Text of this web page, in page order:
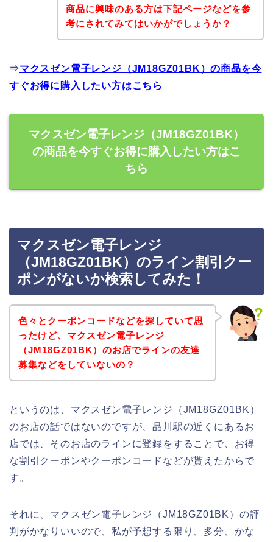
商品に興味のある方は下記ページなどを参
考にされてみてはいかがでしょうか？
⇒マクスゼン電子レンジ（JM18GZ01BK）の商品を今
すぐお得に購入したい方はこちら
マクスゼン電子レンジ（JM18GZ01BK）
の商品を今すぐお得に購入したい方はこ
ちら
マクスゼン電子レンジ
（JM18GZ01BK）のライン割引クー
ポンがないか検索してみた！
色々とクーポンコードなどを探していて思
ったけど、マクスゼン電子レンジ
（JM18GZ01BK）のお店でラインの友達
募集などをしていないの？
というのは、マクスゼン電子レンジ（JM18GZ01BK）
のお店の話ではないのですが、品川駅の近くにあるお
店では、そのお店のラインに登録をすることで、お得
な割引クーポンやクーポンコードなどが貰えたからで
す。
それに、マクスゼン電子レンジ（JM18GZ01BK）の評
判がかなりいいので、私が予想する限り、多分、かな